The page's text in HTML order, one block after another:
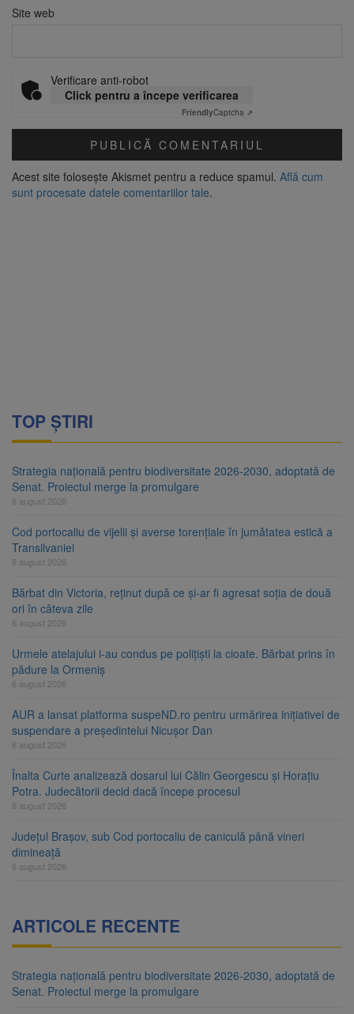
Site web
Verificare anti-robot
Click pentru a începe verificarea
FriendlyCaptcha ⇗
Acest site folosește Akismet pentru a reduce spamul. Află cum
sunt procesate datele comentariilor tale.
TOP ȘTIRI
Strategia națională pentru biodiversitate 2026-2030, adoptată de
Senat. Proiectul merge la promulgare
6 august 2026
Cod portocaliu de vijelii și averse torențiale în jumătatea estică a
Transilvaniei
6 august 2026
Bărbat din Victoria, reținut după ce și-ar fi agresat soția de două
ori în câteva zile
6 august 2026
Urmele atelajului i-au condus pe polițiști la cioate. Bărbat prins în
pădure la Ormeniș
6 august 2026
AUR a lansat platforma suspeND.ro pentru urmărirea inițiativei de
suspendare a președintelui Nicușor Dan
6 august 2026
Înalta Curte analizează dosarul lui Călin Georgescu și Horațiu
Potra. Judecătorii decid dacă începe procesul
6 august 2026
Județul Brașov, sub Cod portocaliu de caniculă până vineri
dimineață
6 august 2026
ARTICOLE RECENTE
Strategia națională pentru biodiversitate 2026-2030, adoptată de
Senat. Proiectul merge la promulgare